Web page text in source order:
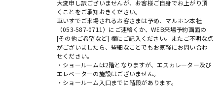
大変申し訳ございませんが、お客様ご自身でお上がり頂
くことをご承知おきください。
車いすでご来場されるお客さまは予め、マルホン本社
（053-587-0711）にご連絡くか、WEB来場予約画面の
[その他ご希望など] 欄にご記入ください。またご不明な点
がございましたら、些細なことでもお気軽にお問い合わ
せください。
・ショールームは2階となりますが、エスカレーター及び
エレベーターの施設はございません。
・ショールーム入口までに階段があります。